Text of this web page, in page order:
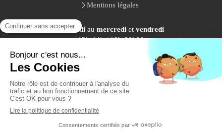
Mentions légales
Dulundi au mercredi et vendredi
12h-14h / 18h-20h30